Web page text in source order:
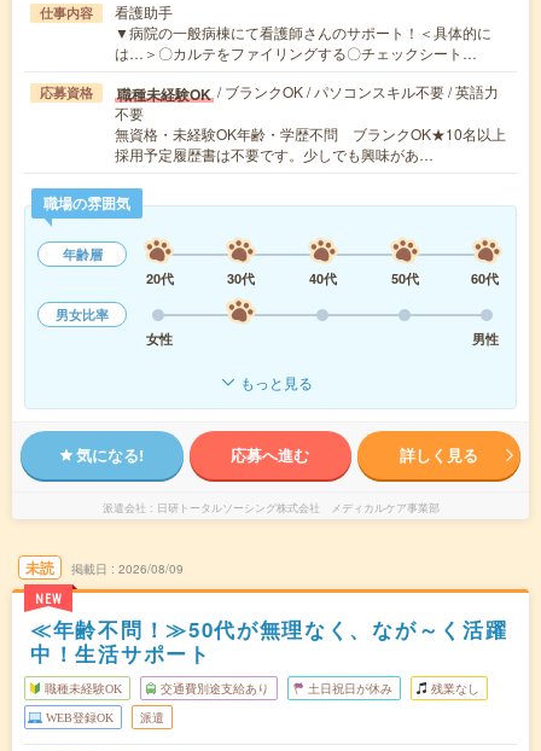
仕事内容
看護助手
▼病院の一般病棟にて看護師さんのサポート！＜具体的に
は…＞〇カルテをファイリングする〇チェックシート…
応募資格 職種未経験OK / ブランクOK / パソコンスキル不要 / 英語力
不要
無資格・未経験OK年齢・学歴不問 ブランクOK★10名以上
採用予定履歴書は不要です。少しでも興味があ…
職場の雰囲気
年齢層
20代
30代 40代 50代
60代
男女比率
女性
男性
もっと見る
気になる! 応募へ進む 詳しく見る
派遣会社 日研トータルソーシング株式会社 メディカルケア事業部
未読
NEW
掲載日 2026/08/09
≪年齢不問！≫50代が無理なく、なが～く活躍
中！生活サポート
職種未経験OK 交通費別途支給あり 土日祝日が休み 残業なし
WEB登録OK 派遣